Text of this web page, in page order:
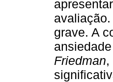
grave. A
Friedman,